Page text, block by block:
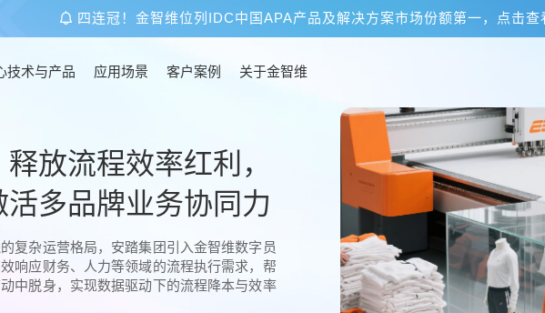
四连冠！金智维位列IDC中国APA产品及解决方案市场份额第一，点击查
技术与产品 应用场景 客户案例 关于金智维
放流程效率红利，
多品牌业务协同力
复杂运营格局，安踏集团引入金智维数字员
响应财务、人力等领域的流程执行需求，帮
中脱身，实现数据驱动下的流程降本与效率